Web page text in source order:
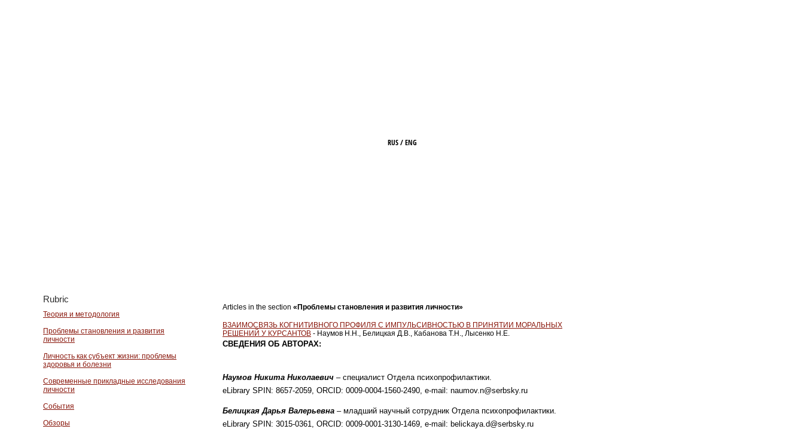
RUS/ENG
Rubric
Теория и методология
Проблемы становления и развития
личности
Личность как субъект жизни: проблемы
здоровья и болезни
Современные прикладные исследования
личности
События
Обзоры
Articles in the section «Проблемы становления и развития личности»
ВЗАИМОСВЯЗЬ КОГНИТИВНОГО ПРОФИЛЯ С ИМПУЛЬСИВНОСТЬЮ В ПРИНЯТИИ МОРАЛЬНЫХ
РЕШЕНИЙ У КУРСАНТОВ - Наумов Н.Н., Белицкая Д.В., Кабанова Т.Н., Лысенко Н.Е.
СВЕДЕНИЯ ОБ АВТОРАХ:
Наумов Никита Николаевич – специалист Отдела психопрофилактики.
eLibrary SPIN: 8657-2059, ORCID: 0009-0004-1560-2490, e-mail: naumov.n@serbsky.ru
Белицкая Дарья Валерьевна – младший научный сотрудник Отдела психопрофилактики.
eLibrary SPIN: 3015-0361, ORCID: 0009-0001-3130-1469, e-mail: belickaya.d@serbsky.ru